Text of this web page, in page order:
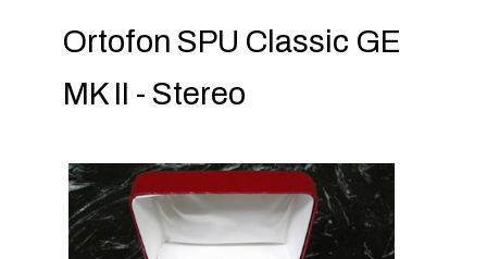
Ortofon SPU Classic GE
MK II - Stereo